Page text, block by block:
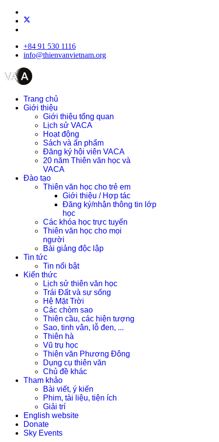
+84 91 530 1116
info@thienvanvietnam.org
Trang chủ
Giới thiệu
Giới thiệu tổng quan
Lịch sử VACA
Hoạt động
Sách và ấn phẩm
Đăng ký hội viên VACA
20 năm Thiên văn học và
VACA
Đào tạo
Thiên văn học cho trẻ em
Giới thiệu / Hợp tác
Đăng ký/nhận thông tin lớp
học
Các khóa học trực tuyến
Thiên văn học cho mọi
người
Bài giảng độc lập
Tin tức
Tin nổi bật
Kiến thức
Lịch sử thiên văn học
Trái Đất và sự sống
Hệ Mặt Trời
Các chòm sao
Thiên cầu, các hiện tượng
Sao, tinh vân, lỗ đen, ...
Thiên hà
Vũ trụ học
Thiên văn Phương Đông
Dụng cụ thiên văn
Chủ đề khác
Tham khảo
Bài viết, ý kiến
Phim, tài liệu, tiện ích
Giải trí
English website
Donate
Sky Events